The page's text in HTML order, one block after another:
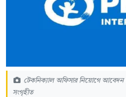
টেকনিক্যাল অফিসার নিয়োগে আবেদন
সংগৃহীত